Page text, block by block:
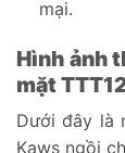
mại.
Hình ảnh
mặt
Dưới đây là
Kaws ngồi